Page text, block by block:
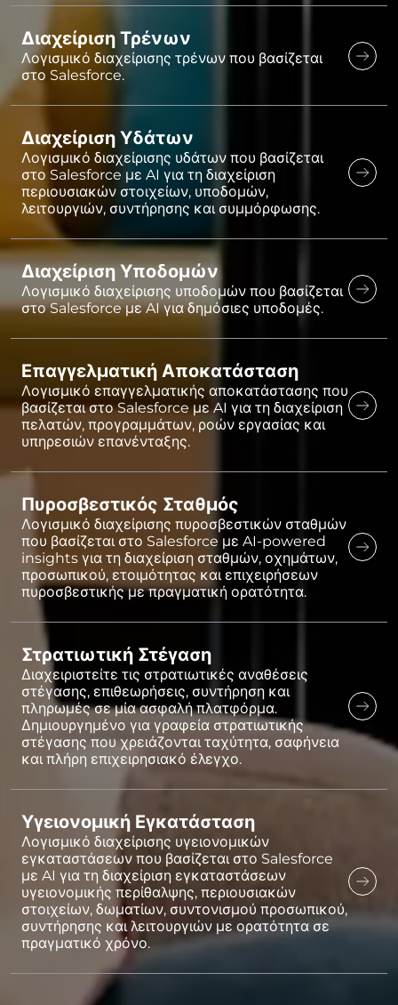
Διαχείριση Τρένων
Λογισμικό διαχείρισης τρένων που βασίζεται
στο Salesforce.
Διαχείριση Υδάτων
Λογισμικό διαχείρισης υδάτων που βασίζεται
στο Salesforce με AI για τη διαχείριση
περιουσιακών στοιχείων, υποδομών,
λειτουργιών, συντήρησης και συμμόρφωσης.
Διαχείριση Υποδομών
Λογισμικό διαχείρισης υποδομών που βασίζεται
στο Salesforce με AI για δημόσιες υποδομές.
Επαγγελματική Αποκατάσταση
Λογισμικό επαγγελματικής αποκατάστασης που
βασίζεται στο Salesforce με AI για τη διαχείριση
πελατών, προγραμμάτων, ροών εργασίας και
υπηρεσιών επανένταξης.
Πυροσβεστικός Σταθμός
Λογισμικό διαχείρισης πυροσβεστικών σταθμών
που βασίζεται στο Salesforce με AI-powered
insights για τη διαχείριση σταθμών, οχημάτων,
προσωπικού, ετοιμότητας και επιχειρήσεων
πυροσβεστικής με πραγματική ορατότητα.
Στρατιωτική Στέγαση
Διαχειριστείτε τις στρατιωτικές αναθέσεις
στέγασης, επιθεωρήσεις, συντήρηση και
πληρωμές σε μία ασφαλή πλατφόρμα.
Δημιουργημένο για γραφεία στρατιωτικής
στέγασης που χρειάζονται ταχύτητα, σαφήνεια
και πλήρη επιχειρησιακό έλεγχο.
Υγειονομική Εγκατάσταση
Λογισμικό διαχείρισης υγειονομικών
εγκαταστάσεων που βασίζεται στο Salesforce
με AI για τη διαχείριση εγκαταστάσεων
υγειονομικής περίθαλψης, περιουσιακών
στοιχείων, δωματίων, συντονισμού προσωπικού,
συντήρησης και λειτουργιών με ορατότητα σε
πραγματικό χρόνο.